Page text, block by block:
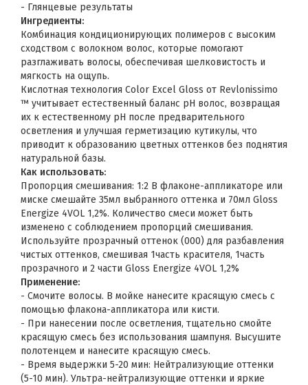
- Глянцевые результаты
Ингредиенты:
Комбинация кондиционирующих полимеров с высоким
сходством с волокном волос, которые помогают
разглаживать волосы, обеспечивая шелковистость и
мягкость на ощупь.
Кислотная технология Color Excel Gloss от Revlonissimo
™ учитывает естественный баланс pH волос, возвращая
их к естественному pH после предварительного
осветления и улучшая герметизацию кутикулы, что
приводит к образованию цветных оттенков без поднятия
натуральной базы.
Как использовать:
Пропорция смешивания: 1:2 В флаконе-аппликаторе или
миске смешайте 35мл выбранного оттенка и 70мл Gloss
Energize 4VOL 1,2%. Количество смеси может быть
изменено с соблюдением пропорций смешивания.
Используйте прозрачный оттенок (000) для разбавления
чистых оттенков, смешивая 1часть красителя, 1часть
прозрачного и 2 части Gloss Energize 4VOL 1,2%
Применение:
- Смочите волосы. В мойке нанесите красящую смесь с
помощью флакона-аппликатора или кисти.
- При нанесении после осветления, тщательно смойте
красящую смесь без использования шампуня. Высушите
полотенцем и нанесите красящую смесь.
- Время выдержки 5-20 мин: Нейтрализующие оттенки
(5-10 мин). Ультра-нейтрализующие оттенки и яркие